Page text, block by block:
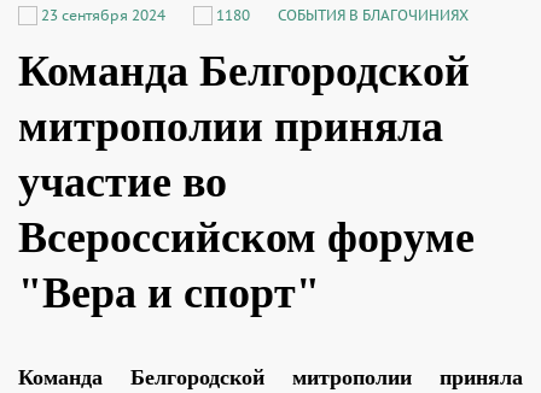
23 сентября 2024 1180 СОБЫТИЯ В БЛАГОЧИНИЯХ
Команда Белгородской
митрополии приняла
участие во
Всероссийском форуме
"Вера и спорт"
Команда Белгородской митрополии приняла